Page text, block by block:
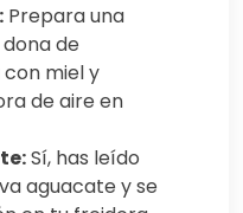
Prepara una
de
con miel y
de aire en
Sí, has leído
aguacate y se